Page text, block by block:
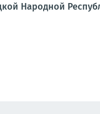
Народной